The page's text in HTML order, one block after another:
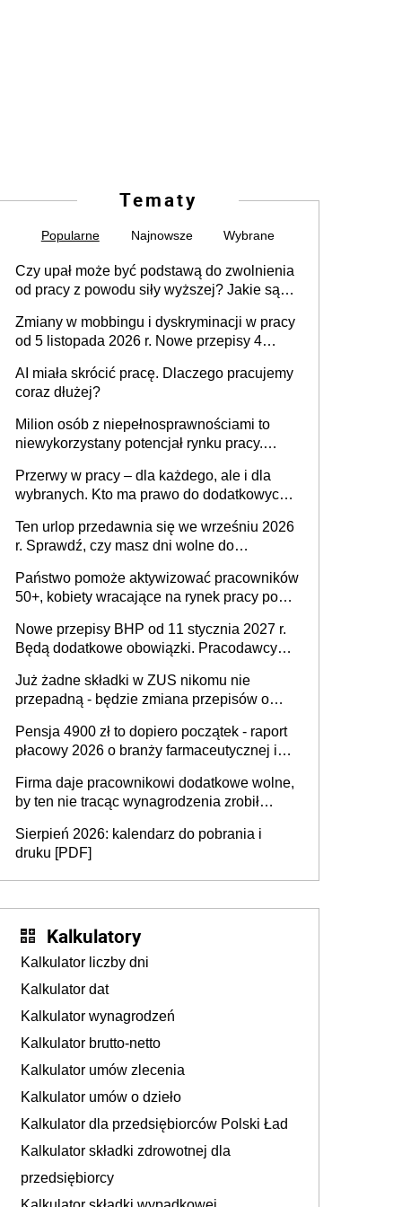
Tematy
Popularne Najnowsze Wybrane
Czy upał może być podstawą do zwolnienia
od pracy z powodu siły wyższej? Jakie są
Zmiany w mobbingu i dyskryminacji w pracy
od 5 listopada 2026 r. Nowe przepisy 4
Ustaw
AI miała skrócić pracę. Dlaczego pracujemy
coraz dłużej?
Milion osób z niepełnosprawnościami to
niewykorzystany potencjał rynku pracy.
dofinansowań czy refundacji, ale bariery po
stronie systemu i świadomości
pracodawców [WYWIAD]
Przerwy w pracy – dla każdego, ale i dla
wybranych. Kto ma prawo do dodatkowych
Ten urlop przedawnia się we wrześniu 2026
r. Sprawdź, czy masz dni wolne do
Państwo pomoże aktywizować pracowników
50+, kobiety wracające na rynek pracy po
osoby neuroatypowe. Powstanie Fundusz
na rzecz Inkluzywności w Zatrudnianiu?
Nowe przepisy BHP od 11 stycznia 2027 r.
Będą dodatkowe obowiązki. Pracodawcy
Już żadne składki w ZUS nikomu nie
przepadną - będzie zmiana przepisów o
ubezpieczeniom społecznym
Pensja 4900 zł to dopiero początek - raport
płacowy 2026 o branży farmaceutycznej i
Firma daje pracownikowi dodatkowe wolne,
by ten nie tracąc wynagrodzenia zrobił
sprawdza
Sierpień 2026: kalendarz do pobrania i
druku [PDF]
Kalkulatory
Kalkulator liczby dni
Kalkulator dat
Kalkulator wynagrodzeń
Kalkulator brutto-netto
Kalkulator umów zlecenia
Kalkulator umów o dzieło
Kalkulator dla przedsiębiorców Polski Ład
Kalkulator składki zdrowotnej dla
przedsiębiorcy